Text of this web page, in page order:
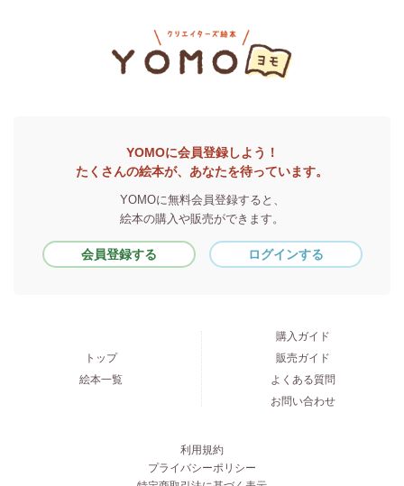
YOMOに会員登録しよう！
たくさんの絵本が、あなたを待っています。
YOMOに無料会員登録すると、
絵本の購入や販売ができます。
会員登録する ログインする
トップ
絵本一覧
購入ガイド
販売ガイド
よくある質問
お問い合わせ
利用規約
プライバシーポリシー